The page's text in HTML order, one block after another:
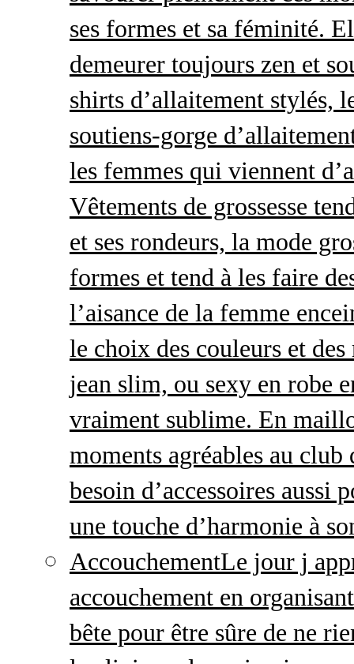
ses formes et sa féminité.
demeurer toujours zen et
shirts d’allaitement stylés,
soutiens-gorge
les femmes qui viennent
Vêtements de grossesse
et ses rondeurs, la mode
formes et tend à les faire
l’aisance de la femme
le choix des couleurs et
jean slim, ou sexy en robe
vraiment sublime. En
moments agréables au
besoin d’accessoires aussi
une touche d’harmonie à
AccouchementLe jour j
accouchement en
bête pour être sûre de ne